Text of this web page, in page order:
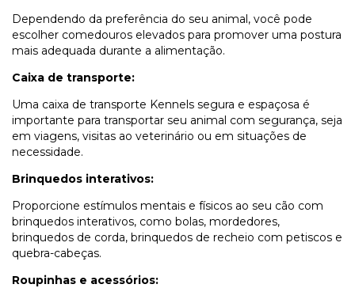
Dependendo da preferência do seu animal, você pode
escolher comedouros elevados para promover uma postura
mais adequada durante a alimentação.
Caixa de transporte:
Uma caixa de transporte Kennels segura e espaçosa é
importante para transportar seu animal com segurança, seja
em viagens, visitas ao veterinário ou em situações de
necessidade.
Brinquedos interativos:
Proporcione estímulos mentais e físicos ao seu cão com
brinquedos interativos, como bolas, mordedores,
brinquedos de corda, brinquedos de recheio com petiscos e
quebra-cabeças.
Roupinhas e acessórios: